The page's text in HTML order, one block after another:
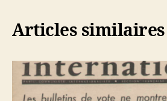
Articles similaires